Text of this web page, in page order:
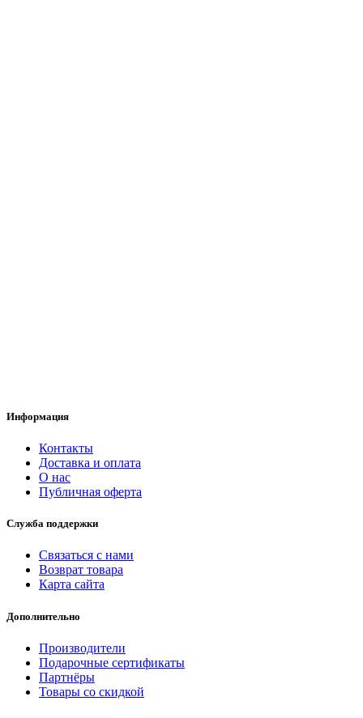
Информация
Контакты
Доставка и оплата
О нас
Публичная оферта
Служба поддержки
Связаться с нами
Возврат товара
Карта сайта
Дополнительно
Производители
Подарочные сертификаты
Партнёры
Товары со скидкой